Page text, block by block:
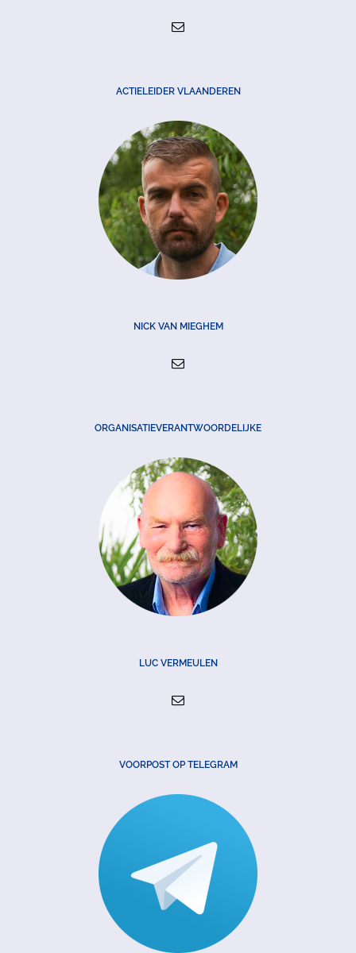
ACTIELEIDER VLAANDEREN
NICK VAN MIEGHEM
ORGANISATIEVERANTWOORDELIJKE
LUC VERMEULEN
VOORPOST OP TELEGRAM